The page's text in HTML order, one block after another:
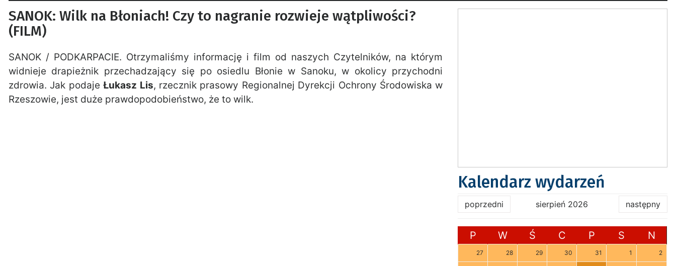
SANOK: Wilk na Błoniach! Czy to nagranie rozwieje wątpliwości?
(FILM)
SANOK / PODKARPACIE. Otrzymaliśmy informację i film od naszych Czytelników, na którym
widnieje drapieżnik przechadzający się po osiedlu Błonie w Sanoku, w okolicy przychodni
zdrowia. Jak podajeŁukasz Lis, rzecznik prasowy Regionalnej Dyrekcji Ochrony Środowiska w
Rzeszowie, jest duże prawdopodobieństwo, że to wilk.
Kalendarz wydarzeń
poprzedni sierpień 2026 następny
P W Ś C P S N
27 28 29 30 31 1 2